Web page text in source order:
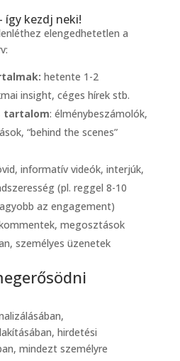
kezdj neki!
elengedhetetlen a
hetente 1-2
insight, céges hírek stb.
tartalom: élménybeszámolók,
“behind the scenes”
informatív videók, interjúk,
(pl. reggel 8-10
az engagement)
megosztások
személyes üzenetek
hirdetési
mindezt személyre